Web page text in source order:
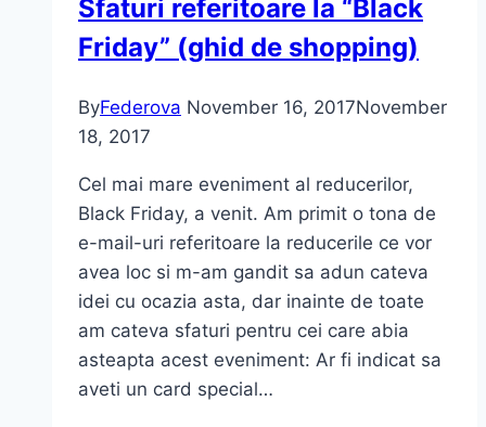
Sfaturi referitoare la “Black
Friday” (ghid de shopping)
ByFederova November 16, 2017November
18, 2017
Cel mai mare eveniment al reducerilor,
Black Friday, a venit. Am primit o tona de
e-mail-uri referitoare la reducerile ce vor
avea loc si m-am gandit sa adun cateva
idei cu ocazia asta, dar inainte de toate
am cateva sfaturi pentru cei care abia
asteapta acest eveniment: Ar fi indicat sa
aveti un card special…